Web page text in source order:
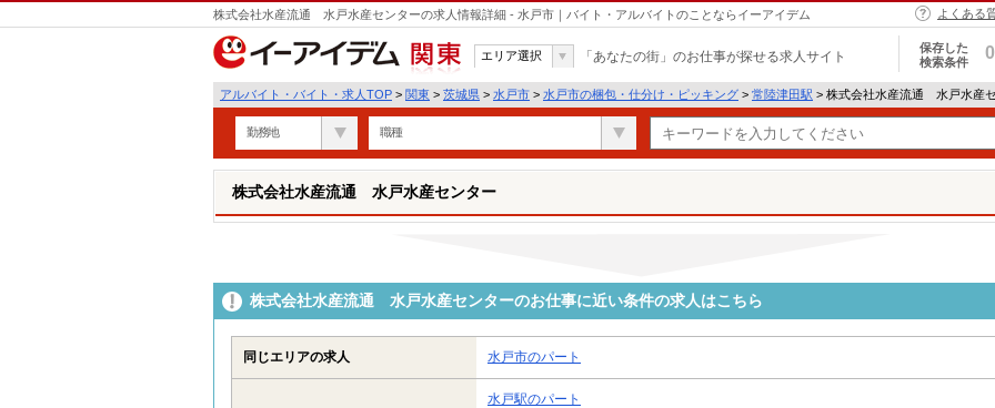
株式会社水産流通 水戸水産センターの求人情報詳細 - 水戸市｜バイト・アルバイトのことならイーアイデム よくある
関東
エリア選択 「あなたの街」のお仕事が探せる求人サイト
保存した
検索条件
0
アルバイト・バイト・求人TOP > 関東 > 茨城県 > 水戸市 > 水戸市の梱包・仕分け・ピッキング > 常陸津田駅 > 株式会社水産流通 水戸水産
勤務地 職種
株式会社水産流通 水戸水産センター
株式会社水産流通 水戸水産センターのお仕事に近い条件の求人はこちら
同じエリアの求人 水戸市のパート
水戸駅のパート